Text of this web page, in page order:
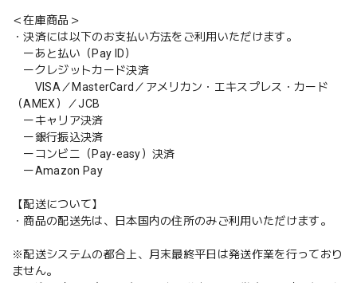
＜在庫商品＞
・決済には以下のお支払い方法をご利用いただけます。
ーあと払い（Pay ID）
ークレジットカード決済
VISA／MasterCard／アメリカン・エキスプレス・カード
（AMEX）／JCB
ーキャリア決済
ー銀行振込決済
ーコンビニ（Pay-easy）決済
ーAmazon Pay
【配送について】
・商品の配送先は、日本国内の住所のみご利用いただけます。
※配送システムの都合上、月末最終平日は発送作業を行っており
ません。